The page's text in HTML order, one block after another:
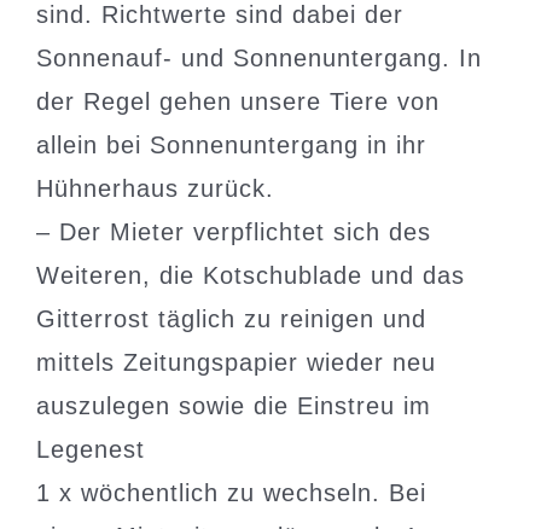
sind. Richtwerte sind dabei der
Sonnenauf- und Sonnenuntergang. In
der Regel gehen unsere Tiere von
allein bei Sonnenuntergang in ihr
Hühnerhaus zurück.
– Der Mieter verpflichtet sich des
Weiteren, die Kotschublade und das
Gitterrost täglich zu reinigen und
mittels Zeitungspapier wieder neu
auszulegen sowie die Einstreu im
Legenest
1 x wöchentlich zu wechseln. Bei